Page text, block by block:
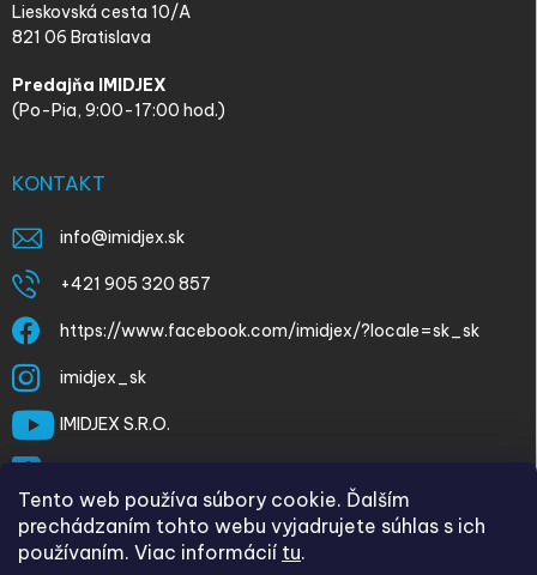
Tento web používa súbory cookie. Ďalším
prechádzaním tohto webu vyjadrujete súhlas s ich
používaním. Viac informácií tu.
Lieskovská cesta 10/A
821 06 Bratislava
Predajňa IMIDJEX
(Po-Pia, 9:00-17:00 hod.)
KONTAKT
info@imidjex.sk
+421 905 320 857
https://www.facebook.com/imidjex/?locale=sk_sk
imidjex_sk
IMIDJEX S.R.O.